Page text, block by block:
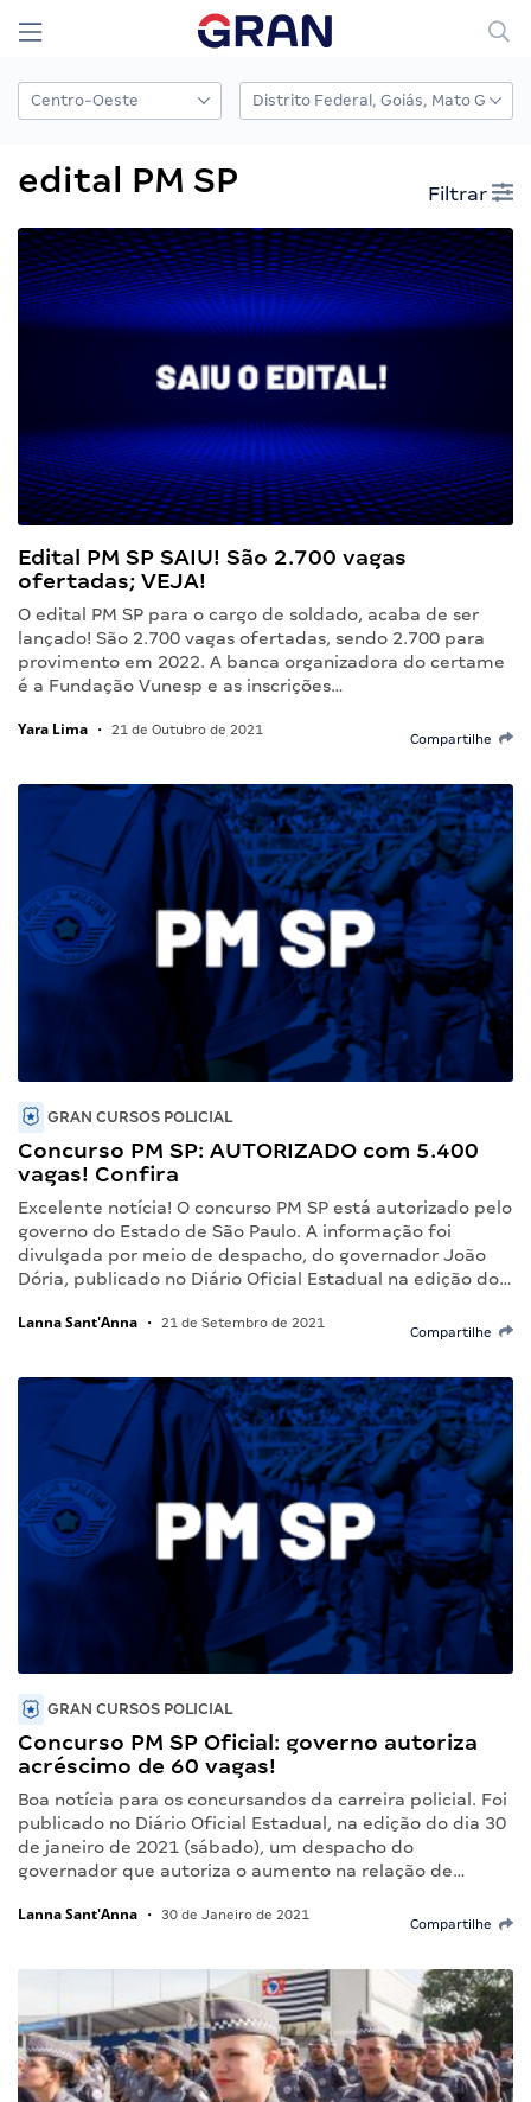
edital PM SP Filtrar
Edital PM SP SAIU! São 2.700 vagas
ofertadas; VEJA!
O edital PM SP para o cargo de soldado, acaba de ser
lançado! São 2.700 vagas ofertadas, sendo 2.700 para
provimento em 2022. A banca organizadora do certame
é a Fundação Vunesp e as inscrições…
Yara Lima • 21 de Outubro de 2021
Compartilhe
GRAN CURSOS POLICIAL
Concurso PM SP: AUTORIZADO com 5.400
vagas! Confira
Excelente notícia! O concurso PM SP está autorizado pelo
governo do Estado de São Paulo. A informação foi
divulgada por meio de despacho, do governador João
Dória, publicado no Diário Oficial Estadual na edição do…
Lanna Sant'Anna • 21 de Setembro de 2021
Compartilhe
GRAN CURSOS POLICIAL
Concurso PM SP Oficial: governo autoriza
acréscimo de 60 vagas!
Boa notícia para os concursandos da carreira policial. Foi
publicado no Diário Oficial Estadual, na edição do dia 30
de janeiro de 2021 (sábado), um despacho do
governador que autoriza o aumento na relação de…
Lanna Sant'Anna • 30 de Janeiro de 2021
Compartilhe